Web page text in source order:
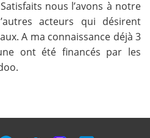
nous l’avons à notre
acteurs qui désirent
A ma connaissance déjà 3
ont été financés par les